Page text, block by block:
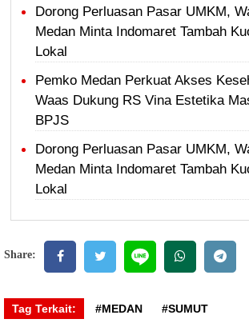
Dorong Perluasan Pasar UMKM,
Medan Minta Indomaret Tambah
Lokal
Pemko Medan Perkuat Akses
Waas Dukung RS Vina Estetika
BPJS
Dorong Perluasan Pasar UMKM,
Medan Minta Indomaret Tambah
Lokal
Share:
Tag Terkait: #MEDAN #SUMUT